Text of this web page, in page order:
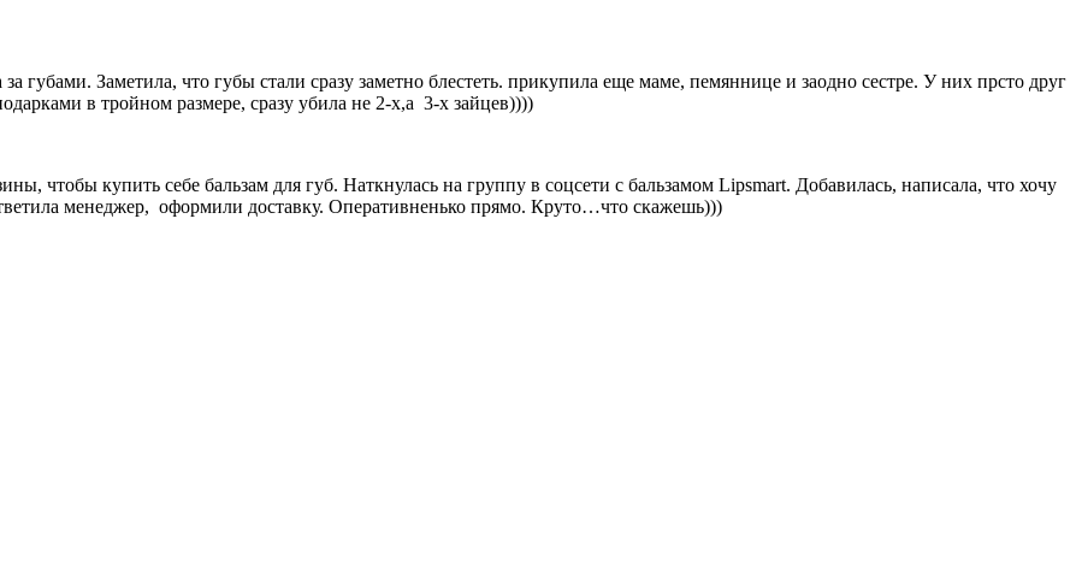
губами. Заметила, что губы стали сразу заметно блестеть. прикупила еще маме, пемяннице и заодно сестре. У них прсто друг
в тройном размере, сразу убила не 2-х,а 3-х зайцев))))
чтобы купить себе бальзам для губ. Наткнулась на группу в соцсети с бальзамом Lipsmart. Добавилась, написала, что хочу
менеджер, оформили доставку. Оперативненько прямо. Круто…что скажешь)))